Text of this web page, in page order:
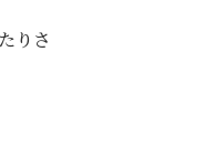
りさ